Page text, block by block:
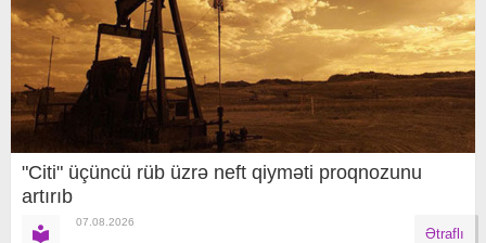
"Citi" üçüncü rüb üzrə neft qiyməti proqnozunu
artırıb
07.08.2026
Ətraflı